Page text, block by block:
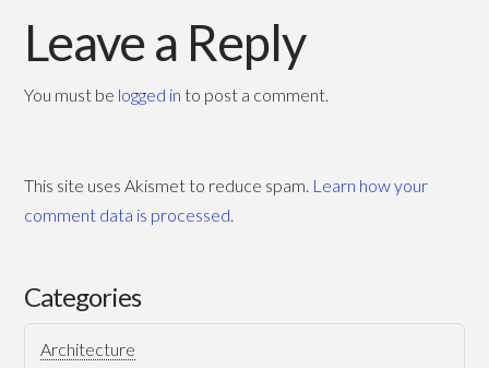
المصري
للعدل
والحرية
Leave a Reply
You must be logged in to post a comment.
This site uses Akismet to reduce spam. Learn how your
comment data is processed.
Categories
Architecture